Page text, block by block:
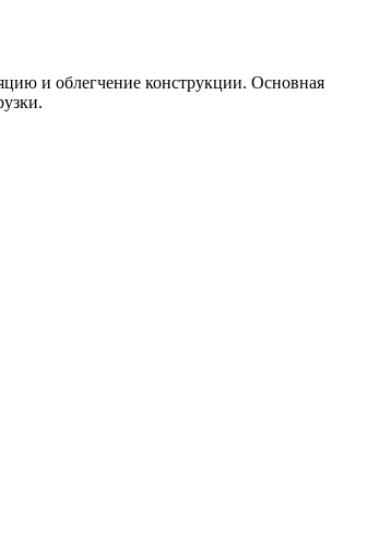
и облегчение конструкции. Основная